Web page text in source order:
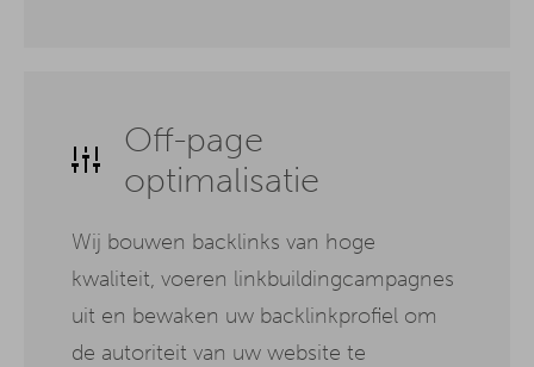
Off-page
optimalisatie
Wij bouwen backlinks van hoge
kwaliteit, voeren linkbuildingcampagnes
uit en bewaken uw backlinkprofiel om
de autoriteit van uw website te